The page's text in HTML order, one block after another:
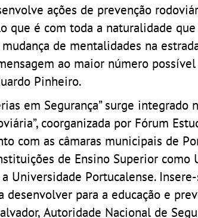
ações de prevenção
que é com toda a naturalidade
de mentalidades na
ao maior número
Pinheiro.
em Segurança” surge
coorganizada por Fórum
com as câmaras municipais de
de Ensino Superior
Universidade Portucalense.
para a educação e
Autoridade Nacional de